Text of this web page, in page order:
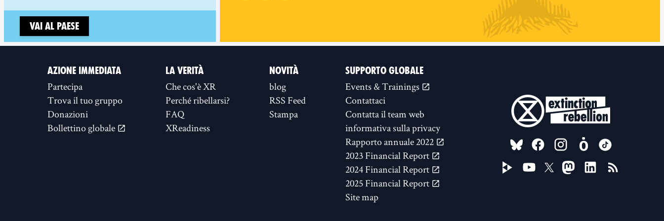
Vai al paese
AZIONE IMMEDIATA
Partecipa
Trova il tuo gruppo
Donazioni
Bollettino globale
LA VERITÀ
Che cos'è XR
Perché ribellarsi?
FAQ
XReadiness
NOVITÀ
blog
RSS Feed
Stampa
SUPPORTO GLOBALE
Events & Trainings
Contattaci
Contatta il team web
informativa sulla privacy
Rapporto annuale 2022
2023 Financial Report
2024 Financial Report
2025 Financial Report
Site map
FOLLOW US ON